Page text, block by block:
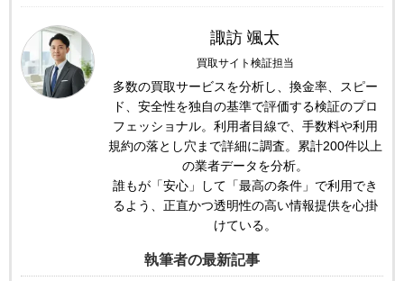
諏訪 颯太
買取サイト検証担当
多数の買取サービスを分析し、換金率、スピー
ド、安全性を独自の基準で評価する検証のプロ
フェッショナル。利用者目線で、手数料や利用
規約の落とし穴まで詳細に調査。累計200件以上
の業者データを分析。
誰もが「安心」して「最高の条件」で利用でき
るよう、正直かつ透明性の高い情報提供を心掛
けている。
執筆者の最新記事